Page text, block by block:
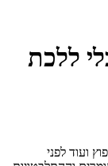
ללכת
ועוד לפני